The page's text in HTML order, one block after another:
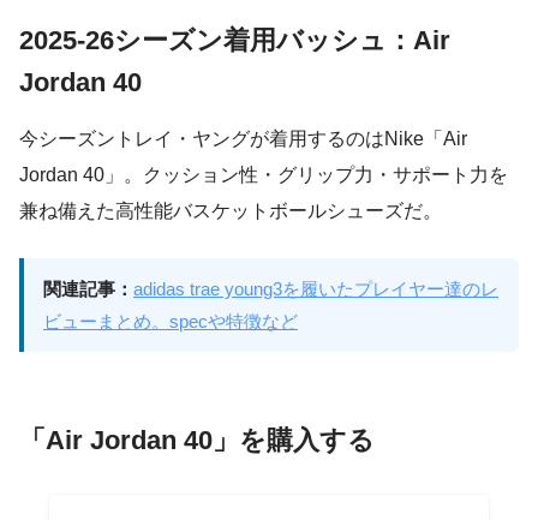
2025-26シーズン着用バッシュ：Air
Jordan 40
今シーズントレイ・ヤングが着用するのはNike「Air
Jordan 40」。クッション性・グリップ力・サポート力を
兼ね備えた高性能バスケットボールシューズだ。
関連記事： adidas trae young3を履いたプレイヤー達のレ
ビューまとめ。specや特徴など
「Air Jordan 40」を購入する